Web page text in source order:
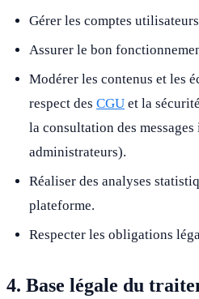
Gérer les comptes
Assurer le bon
Modérer les contenus et les
respect des CGU et la
la consultation des messages
administrateurs).
Réaliser des analyses
plateforme.
Respecter les obligations
4. Base légale du